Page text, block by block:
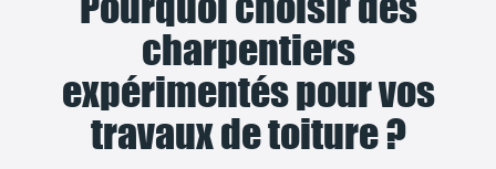
charpentiers
expérimentés pour vos
travaux de toiture ?